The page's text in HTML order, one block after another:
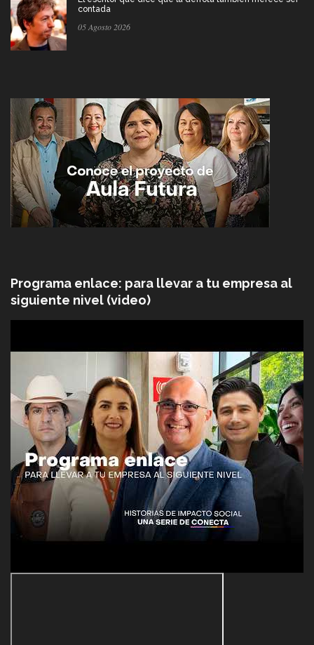
contada
05 Agosto 2026
Programa enlace: para llevar a tu empresa al
siguiente nivel (video)